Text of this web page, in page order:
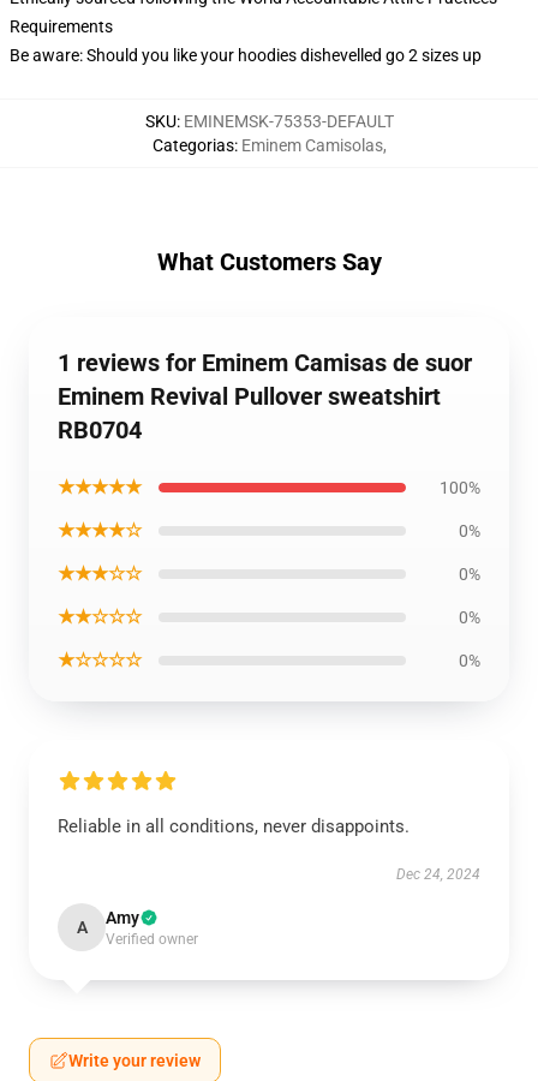
Requirements
Be aware: Should you like your hoodies dishevelled go 2 sizes up
SKU: EMINEMSK-75353-DEFAULT
Categorias: Eminem Camisolas,
What Customers Say
1 reviews for Eminem Camisas de suor
Eminem Revival Pullover sweatshirt
RB0704
★★★★★ 100%
★★★★☆ 0%
★★★☆☆ 0%
★★☆☆☆ 0%
★☆☆☆☆ 0%
Reliable in all conditions, never disappoints.
Dec 24, 2024
A Amy
Verified owner
Write your review